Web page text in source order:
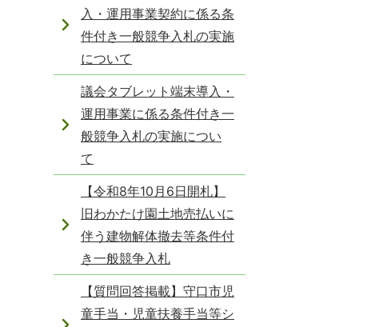
入・運用事業契約に係る条
件付き一般競争入札の実施
について
議会タブレット端末導入・
運用事業に係る条件付き一
般競争入札の実施につい
て
【令和8年10月6日開札】
旧わかたけ園土地売払いに
伴う建物解体撤去等条件付
き一般競争入札
【質問回答掲載】守口市児
童手当・児童扶養手当等シ